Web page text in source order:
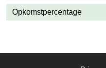
Opkomstpercentage